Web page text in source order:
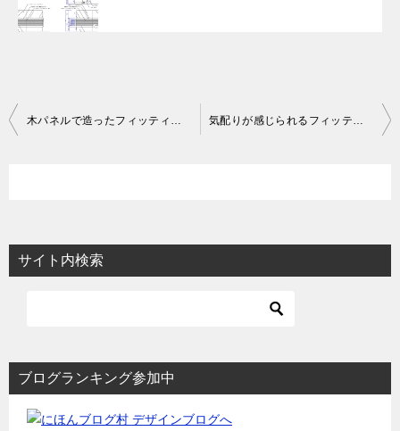
投
ー
木パネルで造ったフィッティングルームの事例 気配りが感じられるフィッティングルームの作図事例
サイト内検索
ブログランキング参加中